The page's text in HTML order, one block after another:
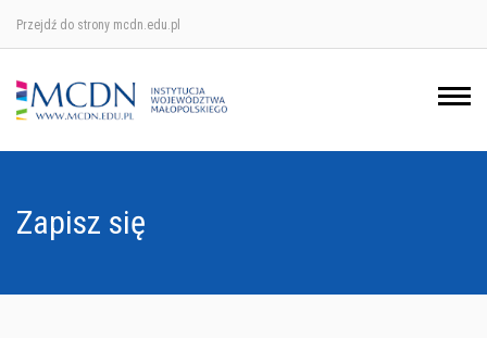
Przejdź do strony mcdn.edu.pl
Zapisz się
Ośrodek w Krakowie
Ośrodek w Nowym Sączu
Ośrodek w Tarnowie